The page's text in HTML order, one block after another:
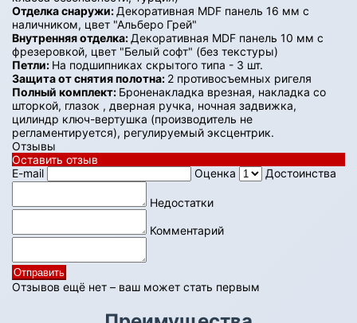
Отделка снаружи: Декоративная MDF панель 16 мм с
наличником, цвет "Альберо Грей"
Внутренняя отделка: Декоративная MDF панель 10 мм с
фрезеровкой, цвет "Белый софт" (без текстуры)
Петли: На подшипниках скрытого типа - 3 шт.
Защита от снятия полотна: 2 противосъемных ригеля
Полный комплект: Броненакладка врезная, накладка со
шторкой, глазок , дверная ручка, ночная задвижка,
цилиндр ключ-вертушка (производитель не
регламентируется), регулируемый эксцентрик.
Отзывы
Оставить отзыв
E-mail
Оценка Достоинства
Недостатки
Комментарий
Отправить
Отзывов ещё нет – ваш может стать первым